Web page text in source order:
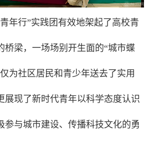
年行”实践团有效地架起了高校青
桥梁，一场场别开生面的“城市蝶
为社区居民和青少年送去了实用
展现了新时代青年以科学态度认识
参与城市建设、传播科技文化的勇